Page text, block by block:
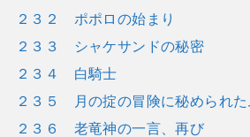
２３２ ポポロの始まり
２３３ シャケサンドの秘密
２３４ 白騎士
２３５ 月の掟の冒険に秘められた
２３６ 老竜神の一言、再び